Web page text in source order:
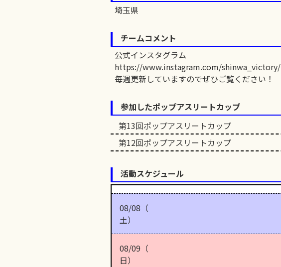
埼玉県
チームコメント
公式インスタグラム
https://www.instagram.com/shinwa_victory/
毎週更新していますのでぜひご覧ください！
参加したポップアスリートカップ
第13回ポップアスリートカップ
第12回ポップアスリートカップ
活動スケジュール
08/08（
土）
08/09（
日）